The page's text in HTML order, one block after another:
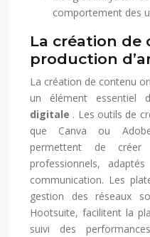
comportement des
La création de
production
La création de contenu
un élément essentiel
digitale . Les outils de
que Canva ou
permettent de
professionnels,
communication. Les
gestion des réseaux
Hootsuite, facilitent la
suivi des